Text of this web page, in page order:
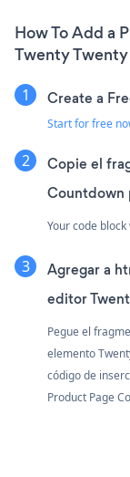
How To Add a
Twenty
Create a
Start for free
Copie el
Countdown
Your code
Agregar a
editor
Pegue el
elemento
código de
Product Page